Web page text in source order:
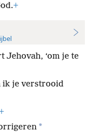
+
Jehovah, ‘om je te
ik je verstrooid
*